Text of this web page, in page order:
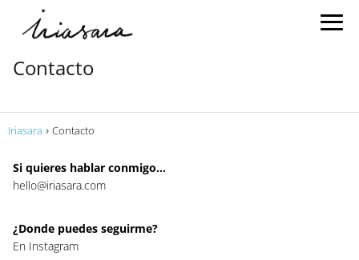
Contacto
Iriasara Contacto
Si quieres hablar conmigo…
hello@iriasara.com
¿Donde puedes seguirme?
En Instagram